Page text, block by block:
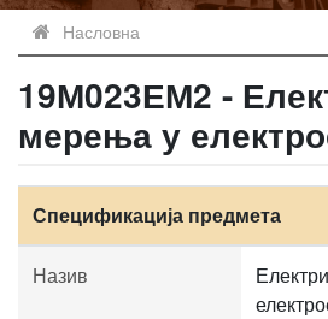
Насловна
19М023ЕМ2 -
мерења у
Спецификација предмета
Назив